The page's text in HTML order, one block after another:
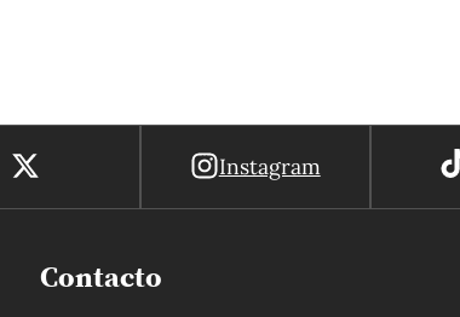
Instagram
Contacto